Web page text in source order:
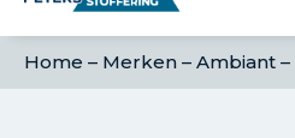
Home – Merken – Ambiant –